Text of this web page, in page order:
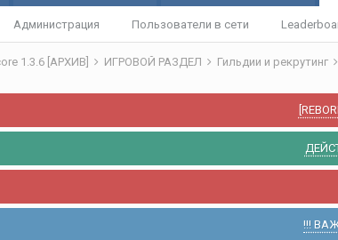
Администрация Пользователи в сети
1.3.6 [АРХИВ] ИГРОВОЙ РАЗДЕЛ Гильдии и рекрутинг
!!!